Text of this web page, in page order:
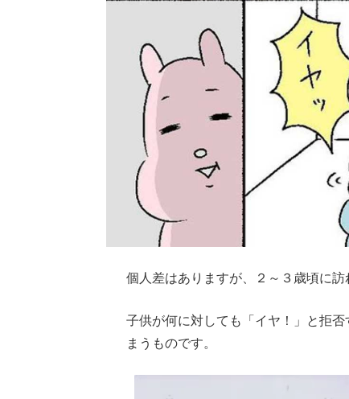
個人差はありますが、２～３歳頃に訪
子供が何に対しても「イヤ！」と拒
まうものです。